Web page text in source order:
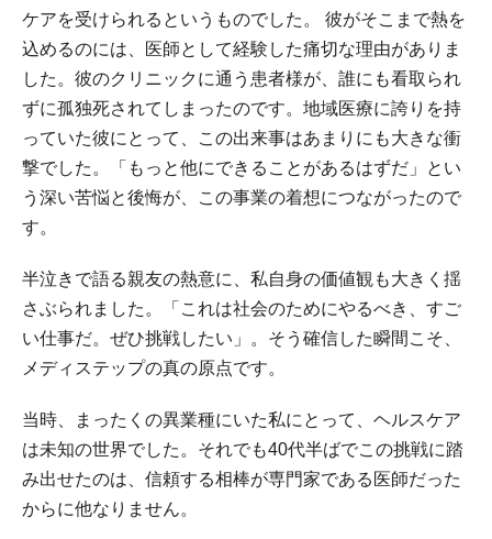
ケアを受けられるというものでした。 彼がそこまで熱を
込めるのには、医師として経験した痛切な理由がありま
した。彼のクリニックに通う患者様が、誰にも看取られ
ずに孤独死されてしまったのです。地域医療に誇りを持
っていた彼にとって、この出来事はあまりにも大きな衝
撃でした。「もっと他にできることがあるはずだ」とい
う深い苦悩と後悔が、この事業の着想につながったので
す。
半泣きで語る親友の熱意に、私自身の価値観も大きく揺
さぶられました。「これは社会のためにやるべき、すご
い仕事だ。ぜひ挑戦したい」。そう確信した瞬間こそ、
メディステップの真の原点です。
当時、まったくの異業種にいた私にとって、ヘルスケア
は未知の世界でした。それでも40代半ばでこの挑戦に踏
み出せたのは、信頼する相棒が専門家である医師だった
からに他なりません。